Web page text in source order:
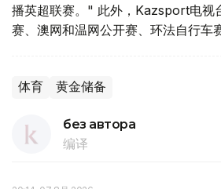
播英超联赛。" 此外，Kazsport电视
赛、澳网和温网公开赛、环法自行车
体育 黄金储备
без автора
编译